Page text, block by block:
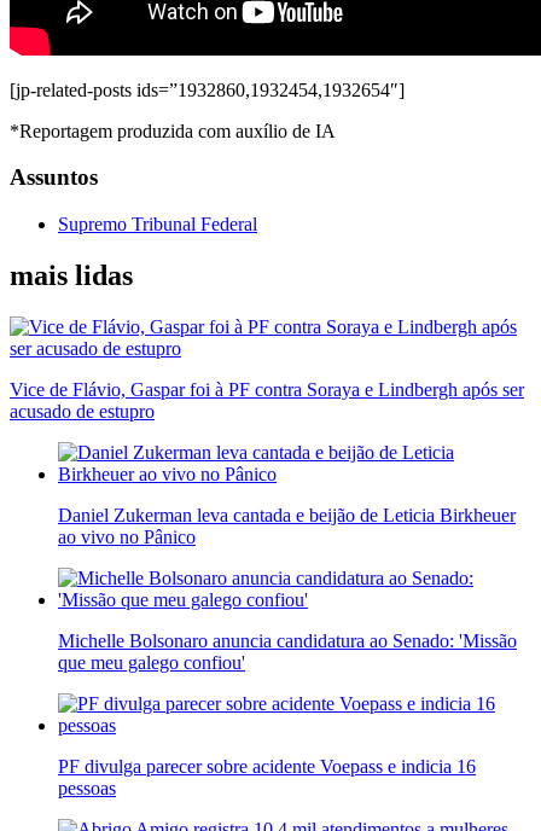
[jp-related-posts ids=”1932860,1932454,1932654″]
*Reportagem produzida com auxílio de IA
Assuntos
Supremo Tribunal Federal
mais lidas
Vice de Flávio, Gaspar foi à PF contra Soraya e Lindbergh após ser
acusado de estupro
Daniel Zukerman leva cantada e beijão de Leticia Birkheuer
ao vivo no Pânico
Michelle Bolsonaro anuncia candidatura ao Senado: 'Missão
que meu galego confiou'
PF divulga parecer sobre acidente Voepass e indicia 16
pessoas